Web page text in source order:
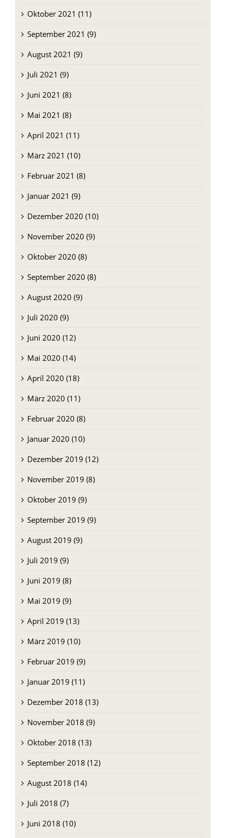
Oktober 2021 (11)
September 2021 (9)
August 2021 (9)
Juli 2021 (9)
Juni 2021 (8)
Mai 2021 (8)
April 2021 (11)
März 2021 (10)
Februar 2021 (8)
Januar 2021 (9)
Dezember 2020 (10)
November 2020 (9)
Oktober 2020 (8)
September 2020 (8)
August 2020 (9)
Juli 2020 (9)
Juni 2020 (12)
Mai 2020 (14)
April 2020 (18)
März 2020 (11)
Februar 2020 (8)
Januar 2020 (10)
Dezember 2019 (12)
November 2019 (8)
Oktober 2019 (9)
September 2019 (9)
August 2019 (9)
Juli 2019 (9)
Juni 2019 (8)
Mai 2019 (9)
April 2019 (13)
März 2019 (10)
Februar 2019 (9)
Januar 2019 (11)
Dezember 2018 (13)
November 2018 (9)
Oktober 2018 (13)
September 2018 (12)
August 2018 (14)
Juli 2018 (7)
Juni 2018 (10)